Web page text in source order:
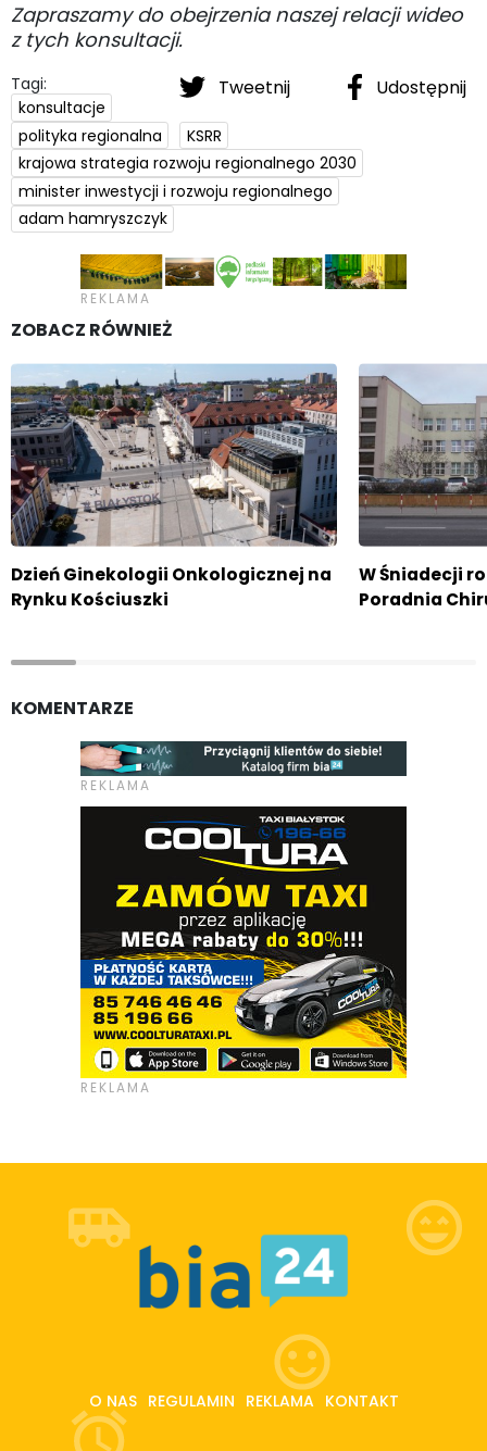
Zapraszamy do obejrzenia naszej relacji wideo
z tych konsultacji.
Tweetnij Udostępnij
Tagi:
konsultacje
polityka regionalna
KSRR
krajowa strategia rozwoju regionalnego 2030
minister inwestycji i rozwoju regionalnego
adam hamryszczyk
ZOBACZ RÓWNIEŻ
Dzień Ginekologii Onkologicznej na
Rynku Kościuszki
W Śniadecji
Poradnia
KOMENTARZE
O NAS REGULAMIN REKLAMA KONTAKT